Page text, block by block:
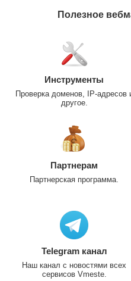
Полезное
Инструменты
Проверка доменов, IP-адресов
другое.
Партнерам
Партнерская программа.
Telegram канал
Наш канал с новостями всех
сервисов Vmeste.